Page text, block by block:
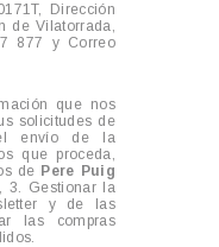
Dirección
de Vilatorrada,
877 y Correo
que nos
solicitudes de
el envío de la
que proceda,
de Pere Puig
3. Gestionar la
y de las
las compras